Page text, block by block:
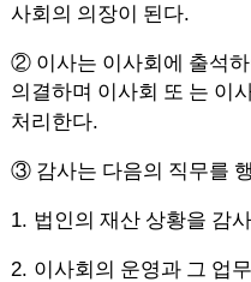
사회의 의장이 된다.
② 이사는 이사회에 출석
의결하며 이사회 또 는 이
처리한다.
③ 감사는 다음의 직무를
1. 법인의 재산 상황을 감
2. 이사회의 운영과 그 업